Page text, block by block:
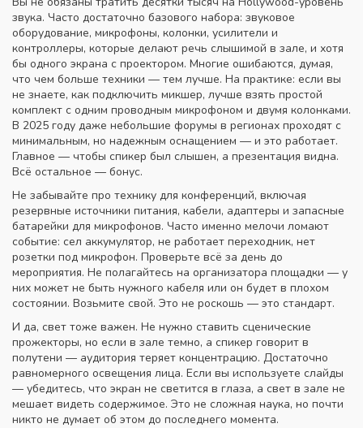
звука. Часто достаточно базового набора: звуковое
оборудование, микрофоны, колонки, усилители и
контроллеры, которые делают речь слышимой в зале, и хотя
бы одного экрана с проектором. Многие ошибаются, думая,
что чем больше техники — тем лучше. На практике: если вы
не знаете, как подключить микшер, лучше взять простой
комплект с одним проводным микрофоном и двумя колонками.
В 2025 году даже небольшие форумы в регионах проходят с
минимальным, но надежным оснащением — и это работает.
Главное — чтобы спикер был слышен, а презентация видна.
Всё остальное — бонус.
Не забывайте про технику для конференций, включая
резервные источники питания, кабели, адаптеры и запасные
батарейки для микрофонов. Часто именно мелочи ломают
событие: сел аккумулятор, не работает переходник, нет
розетки под микрофон. Проверьте всё за день до
мероприятия. Не полагайтесь на организатора площадки — у
них может не быть нужного кабеля или он будет в плохом
состоянии. Возьмите свой. Это не роскошь — это стандарт.
И да, свет тоже важен. Не нужно ставить сценические
прожекторы, но если в зале темно, а спикер говорит в
полутени — аудитория теряет концентрацию. Достаточно
равномерного освещения лица. Если вы используете слайды
— убедитесь, что экран не светится в глаза, а свет в зале не
мешает видеть содержимое. Это не сложная наука, но почти
никто не думает об этом до последнего момента.